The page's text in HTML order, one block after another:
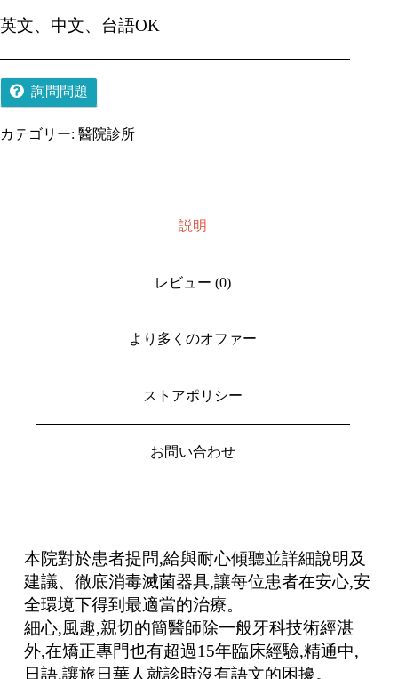
英文、中文、台語OK
詢問問題
カテゴリー: 醫院診所
説明
レビュー (0)
より多くのオファー
ストアポリシー
お問い合わせ
本院對於患者提問,給與耐心傾聽並詳細說明及
建議、徹底消毒滅菌器具,讓每位患者在安心,安
全環境下得到最適當的治療。
細心,風趣,親切的簡醫師除一般牙科技術經湛
外,在矯正專門也有超過15年臨床經驗,精通中,
日語,讓旅日華人就診時沒有語文的困擾。